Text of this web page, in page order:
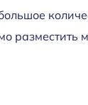
разместить